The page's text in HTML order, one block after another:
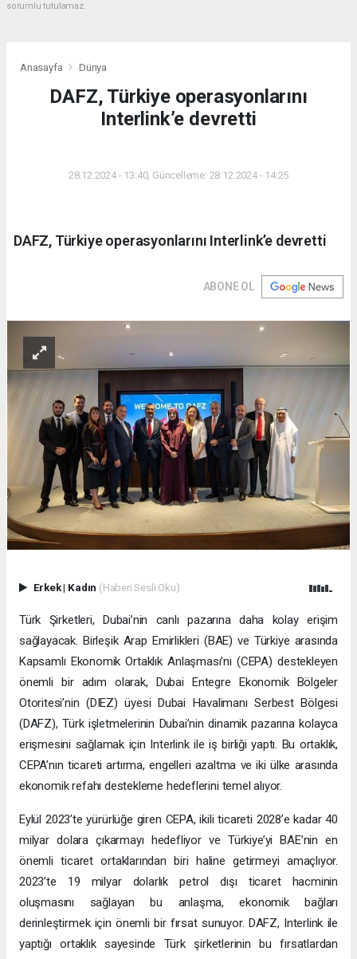
sorumlu tutulamaz.
Anasayfa Dünya
DAFZ, Türkiye operasyonlarını
Interlink’e devretti
28.12.2024 - 13:40, Güncelleme: 28.12.2024 - 14:25
DAFZ, Türkiye operasyonlarını Interlink’e devretti
ABONE OL
Erkek| Kadın (Haberi Sesli Oku)
Türk Şirketleri, Dubai’nin canlı pazarına daha kolay erişim
sağlayacak. Birleşik Arap Emirlikleri (BAE) ve Türkiye arasında
Kapsamlı Ekonomik Ortaklık Anlaşması’nı (CEPA) destekleyen
önemli bir adım olarak, Dubai Entegre Ekonomik Bölgeler
Otoritesi’nin (DIEZ) üyesi Dubai Havalimanı Serbest Bölgesi
(DAFZ), Türk işletmelerinin Dubai’nin dinamik pazarına kolayca
erişmesini sağlamak için Interlink ile iş birliği yaptı. Bu ortaklık,
CEPA’nın ticareti artırma, engelleri azaltma ve iki ülke arasında
ekonomik refahı destekleme hedeflerini temel alıyor.
Eylül 2023’te yürürlüğe giren CEPA, ikili ticareti 2028’e kadar 40
milyar dolara çıkarmayı hedefliyor ve Türkiye’yi BAE’nin en
önemli ticaret ortaklarından biri haline getirmeyi amaçlıyor.
2023’te 19 milyar dolarlık petrol dışı ticaret hacminin
oluşmasını sağlayan bu anlaşma, ekonomik bağları
derinleştirmek için önemli bir fırsat sunuyor. DAFZ, Interlink ile
yaptığı ortaklık sayesinde Türk şirketlerinin bu fırsatlardan